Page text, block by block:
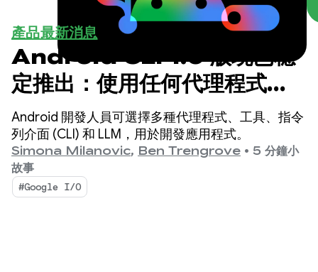
產品最新消息
Android CLI 1.0 版現已穩
定推出：使用任何代理程式加
速開發 Android 應用程式
Android 開發人員可選擇多種代理程式、工具、指令
列介面 (CLI) 和 LLM，用於開發應用程式。
Simona Milanovic, Ben Trengrove • 5 分鐘小
故事
#Google I/O